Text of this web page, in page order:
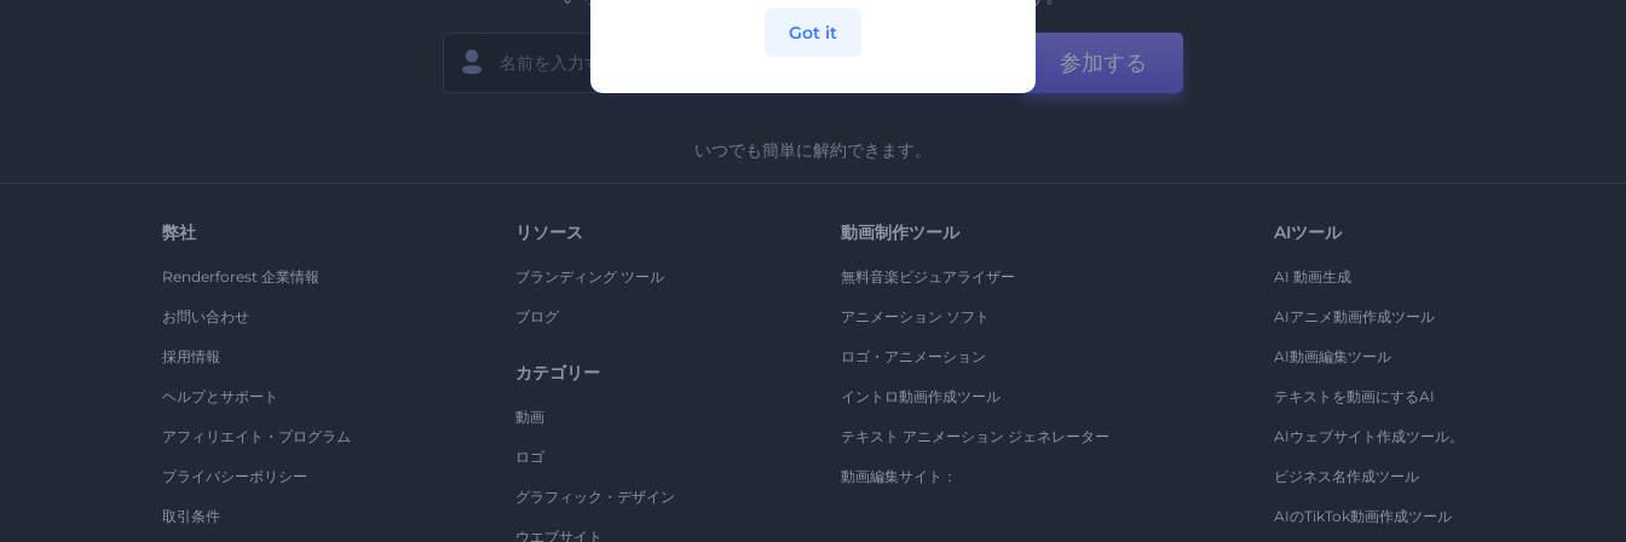
参加する
いつでも簡単に解約できます。
弊社
Renderforest 企業情報
お問い合わせ
採用情報
ヘルプとサポート
アフィリエイト・プログラム
プライバシーポリシー
取引条件
リソース
ブランディング ツール
ブログ
カテゴリー
動画
ロゴ
グラフィック・デザイン
ウエブサイト
動画制作ツール
無料音楽ビジュアライザー
アニメーション ソフト
ロゴ・アニメーション
イントロ動画作成ツール
テキスト アニメーション ジェネレーター
動画編集サイト：
AIツール
AI 動画生成
AIアニメ動画作成ツール
AI動画編集ツール
テキストを動画にするAI
AIウェブサイト作成ツール。
ビジネス名作成ツール
AIのTikTok動画作成ツール
Got it